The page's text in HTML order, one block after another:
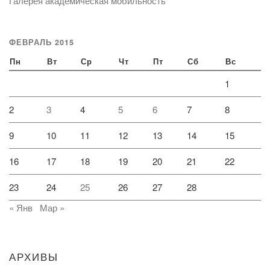
ФЕВРАЛЬ 2015
Пн Вт Ср Чт Пт Сб Вс
1
2 3 4 5 6 7 8
9 10 11 12 13 14 15
16 17 18 19 20 21 22
23 24 25 26 27
28
« Янв
Мар »
АРХИВЫ